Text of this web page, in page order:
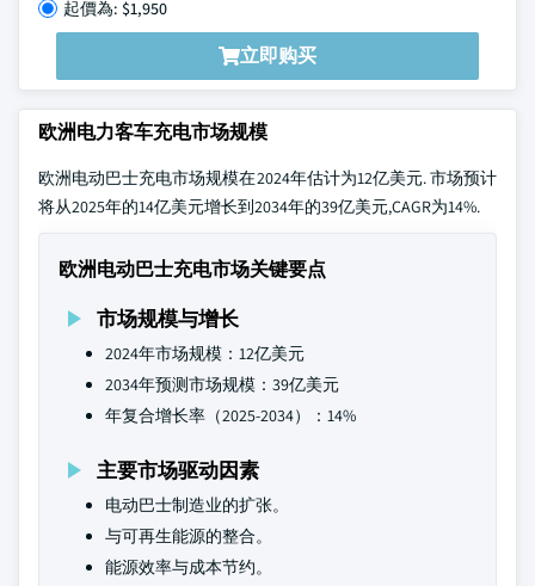
起價為: $1,950
立即购买
欧洲电力客车充电市场规模
欧洲电动巴士充电市场规模在2024年估计为12亿美元. 市场预计
将从2025年的14亿美元增长到2034年的39亿美元,CAGR为14%.
欧洲电动巴士充电市场关键要点
市场规模与增长
2024年市场规模：12亿美元
2034年预测市场规模：39亿美元
年复合增长率（2025-2034）：14%
主要市场驱动因素
电动巴士制造业的扩张。
与可再生能源的整合。
能源效率与成本节约。